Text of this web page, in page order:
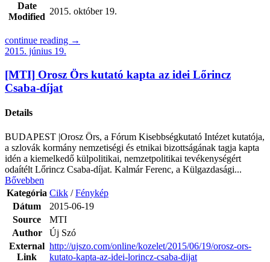
Date
Modified
2015. október 19.
continue reading →
2015. június 19.
[MTI] Orosz Örs kutató kapta az idei Lőrincz
Csaba-díjat
Details
BUDAPEST |Orosz Örs, a Fórum Kisebbségkutató Intézet kutatója,
a szlovák kormány nemzetiségi és etnikai bizottságának tagja kapta
idén a kiemelkedő külpolitikai, nemzetpolitikai tevékenységért
odaítélt Lőrincz Csaba-díjat. Kalmár Ferenc, a Külgazdasági...
Bővebben
Kategória Cikk /Fénykép
Dátum
2015-06-19
Source
MTI
Author
Új Szó
External
Link
http://ujszo.com/online/kozelet/2015/06/19/orosz-ors-
kutato-kapta-az-idei-lorincz-csaba-dijat